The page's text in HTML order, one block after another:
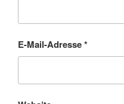
E-Mail-Adresse*